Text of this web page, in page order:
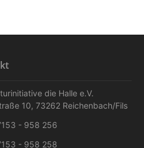
die Halle e.V.
10, 73262 Reichenbach/Fils
- 958 256
- 958 258